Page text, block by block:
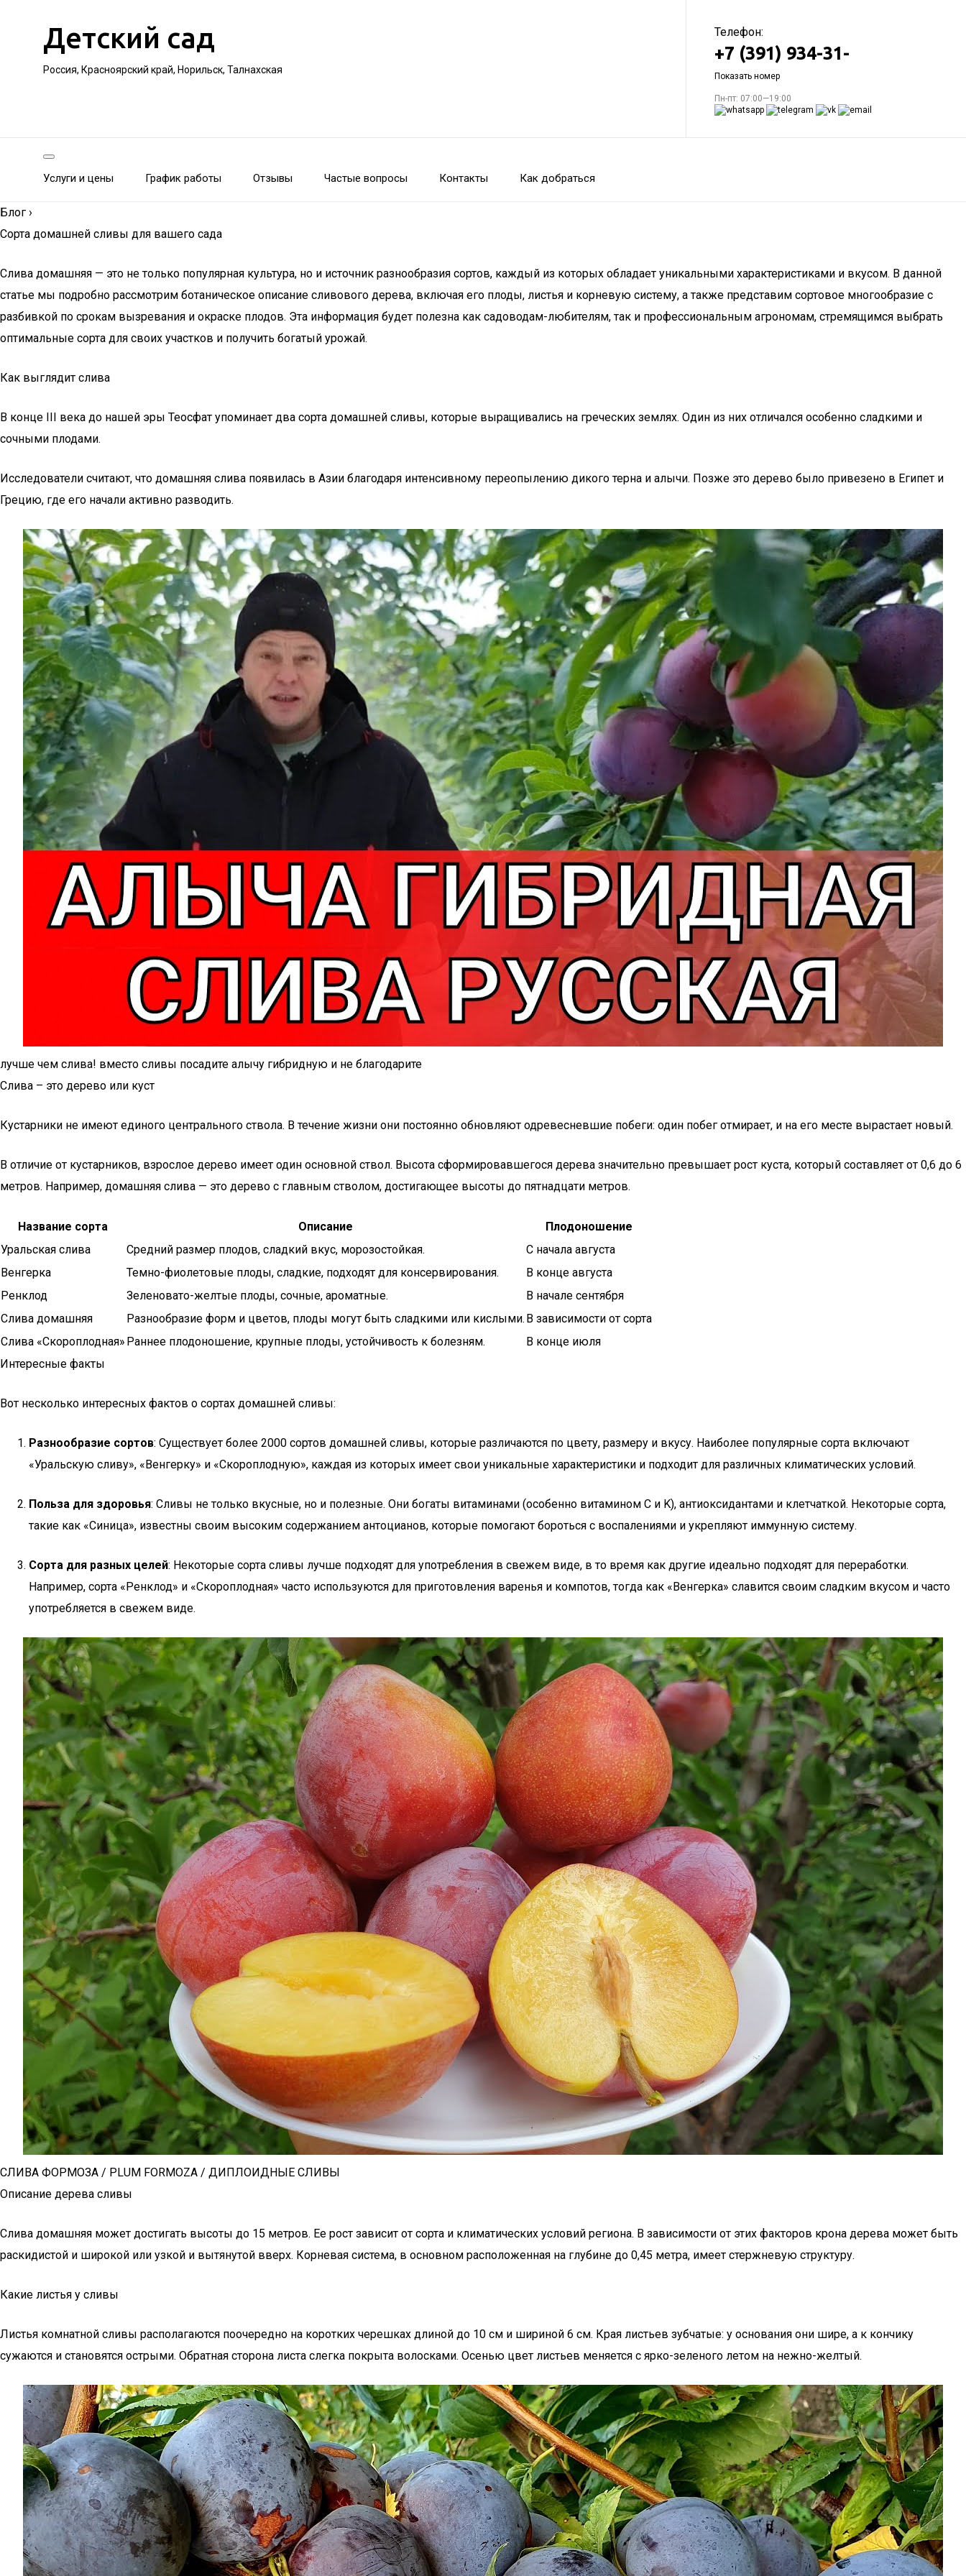
Детский сад
Россия, Красноярский край, Норильск, Талнахская
Телефон:
+7 (391) 934-31-
Показать номер
Пн-пт: 07:00—19:00
Услуги и цены График работы Отзывы Частые вопросы Контакты Как добраться
Блог ›
Сорта домашней сливы для вашего сада
Слива домашняя — это не только популярная культура, но и источник разнообразия сортов, каждый из которых обладает уникальными характеристиками и вкусом. В данной
статье мы подробно рассмотрим ботаническое описание сливового дерева, включая его плоды, листья и корневую систему, а также представим сортовое многообразие с
разбивкой по срокам вызревания и окраске плодов. Эта информация будет полезна как садоводам-любителям, так и профессиональным агрономам, стремящимся выбрать
оптимальные сорта для своих участков и получить богатый урожай.
Как выглядит слива
В конце III века до нашей эры Теосфат упоминает два сорта домашней сливы, которые выращивались на греческих землях. Один из них отличался особенно сладкими и
сочными плодами.
Исследователи считают, что домашняя слива появилась в Азии благодаря интенсивному переопылению дикого терна и алычи. Позже это дерево было привезено в Египет и
Грецию, где его начали активно разводить.
лучше чем слива! вместо сливы посадите алычу гибридную и не благодарите
Слива – это дерево или куст
Кустарники не имеют единого центрального ствола. В течение жизни они постоянно обновляют одревесневшие побеги: один побег отмирает, и на его месте вырастает новый.
В отличие от кустарников, взрослое дерево имеет один основной ствол. Высота сформировавшегося дерева значительно превышает рост куста, который составляет от 0,6 до 6
метров. Например, домашняя слива — это дерево с главным стволом, достигающее высоты до пятнадцати метров.
Название сорта Описание
Плодоношение
Уральская слива
Средний размер плодов, сладкий вкус, морозостойкая.
С начала августа
Венгерка
Темно-фиолетовые плоды, сладкие, подходят для консервирования.
В конце августа
Ренклод
Зеленовато-желтые плоды, сочные, ароматные.
В начале сентября
Слива домашняя
Разнообразие форм и цветов, плоды могут быть сладкими или кислыми. В зависимости от сорта
Слива «Скороплодная» Раннее плодоношение, крупные плоды, устойчивость к болезням.
В конце июля
Интересные факты
Вот несколько интересных фактов о сортах домашней сливы:
Разнообразие сортов: Существует более 2000 сортов домашней сливы, которые различаются по цвету, размеру и вкусу. Наиболее популярные сорта включают
«Уральскую сливу», «Венгерку» и «Скороплодную», каждая из которых имеет свои уникальные характеристики и подходит для различных климатических условий.
Польза для здоровья: Сливы не только вкусные, но и полезные. Они богаты витаминами (особенно витамином C и K), антиоксидантами и клетчаткой. Некоторые сорта,
такие как «Синица», известны своим высоким содержанием антоцианов, которые помогают бороться с воспалениями и укрепляют иммунную систему.
Сорта для разных целей: Некоторые сорта сливы лучше подходят для употребления в свежем виде, в то время как другие идеально подходят для переработки.
Например, сорта «Ренклод» и «Скороплодная» часто используются для приготовления варенья и компотов, тогда как «Венгерка» славится своим сладким вкусом и часто
употребляется в свежем виде.
СЛИВА ФОРМОЗА / PLUM FORMOZA / ДИПЛОИДНЫЕ СЛИВЫ
Описание дерева сливы
Слива домашняя может достигать высоты до 15 метров. Ее рост зависит от сорта и климатических условий региона. В зависимости от этих факторов крона дерева может быть
раскидистой и широкой или узкой и вытянутой вверх. Корневая система, в основном расположенная на глубине до 0,45 метра, имеет стержневую структуру.
Какие листья у сливы
Листья комнатной сливы располагаются поочередно на коротких черешках длиной до 10 см и шириной 6 см. Края листьев зубчатые: у основания они шире, а к кончику
сужаются и становятся острыми. Обратная сторона листа слегка покрыта волосками. Осенью цвет листьев меняется с ярко-зеленого летом на нежно-желтый.